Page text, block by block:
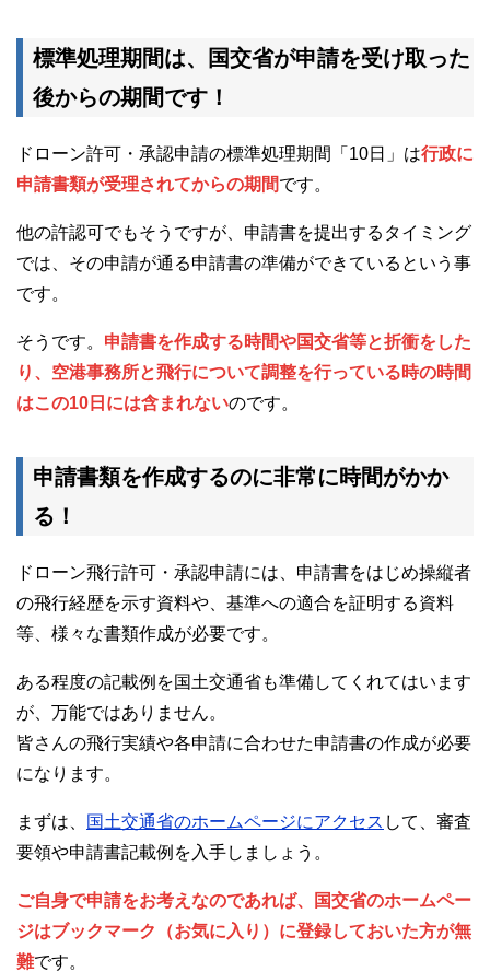
標準処理期間は、国交省が申請を受け取った
後からの期間です！
ドローン許可・承認申請の標準処理期間「10日」は行政に
申請書類が受理されてからの期間です。
他の許認可でもそうですが、申請書を提出するタイミング
では、その申請が通る申請書の準備ができているという事
です。
そうです。 申請書を作成する時間や国交省等と折衝をした
り、空港事務所と飛行について調整を行っている時の時間
はこの10日には含まれないのです。
申請書類を作成するのに非常に時間がかか
る！
ドローン飛行許可・承認申請には、申請書をはじめ操縦者
の飛行経歴を示す資料や、基準への適合を証明する資料
等、様々な書類作成が必要です。
ある程度の記載例を国土交通省も準備してくれてはいます
が、万能ではありません。
皆さんの飛行実績や各申請に合わせた申請書の作成が必要
になります。
まずは、 国土交通省のホームページにアクセス して、審査
要領や申請書記載例を入手しましょう。
ご自身で申請をお考えなのであれば、国交省のホームペー
ジはブックマーク（お気に入り）に登録しておいた方が無
難です。